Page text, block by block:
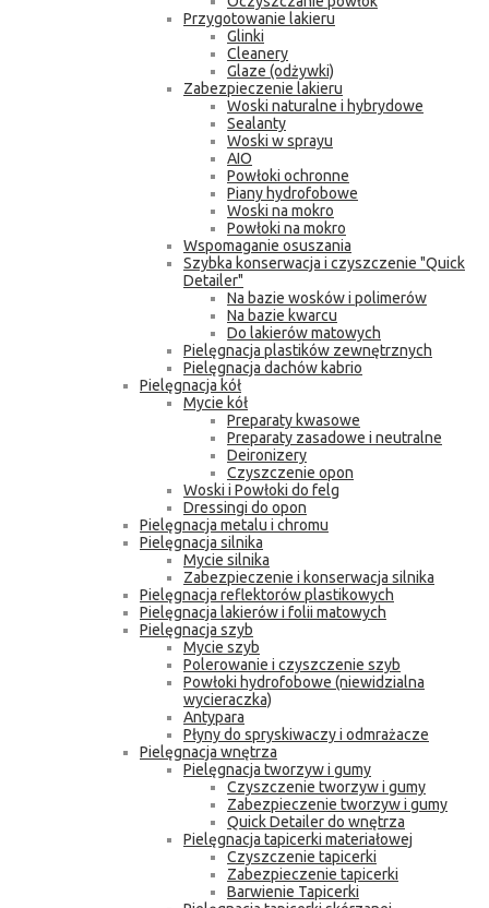
Przygotowanie lakieru
Glinki
Cleanery
Glaze (odżywki)
Zabezpieczenie lakieru
Woski naturalne i hybrydowe
Sealanty
Woski w sprayu
AIO
Powłoki ochronne
Piany hydrofobowe
Woski na mokro
Powłoki na mokro
Wspomaganie osuszania
Szybka konserwacja i czyszczenie "Quick
Detailer"
Na bazie wosków i polimerów
Na bazie kwarcu
Do lakierów matowych
Pielęgnacja plastików zewnętrznych
Pielęgnacja dachów kabrio
Pielęgnacja kół
Mycie kół
Preparaty kwasowe
Preparaty zasadowe i neutralne
Deironizery
Czyszczenie opon
Woski i Powłoki do felg
Dressingi do opon
Pielęgnacja metalu i chromu
Pielęgnacja silnika
Mycie silnika
Zabezpieczenie i konserwacja silnika
Pielęgnacja reflektorów plastikowych
Pielęgnacja lakierów i folii matowych
Pielęgnacja szyb
Mycie szyb
Polerowanie i czyszczenie szyb
Powłoki hydrofobowe (niewidzialna
wycieraczka)
Antypara
Płyny do spryskiwaczy i odmrażacze
Pielęgnacja wnętrza
Pielęgnacja tworzyw i gumy
Czyszczenie tworzyw i gumy
Zabezpieczenie tworzyw i gumy
Quick Detailer do wnętrza
Pielęgnacja tapicerki materiałowej
Czyszczenie tapicerki
Zabezpieczenie tapicerki
Barwienie Tapicerki